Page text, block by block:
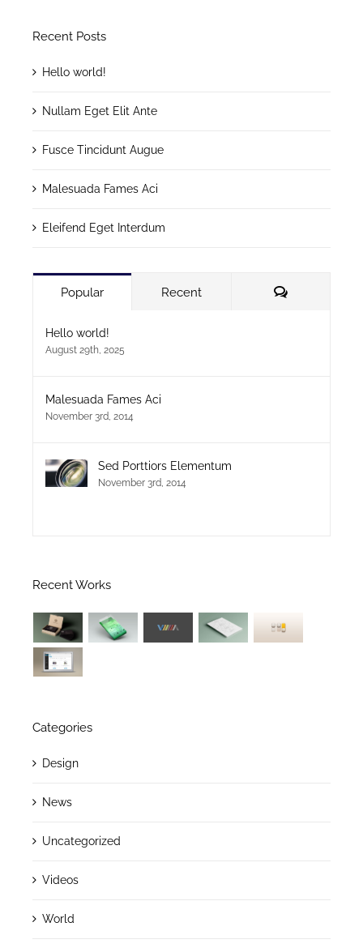
Recent Posts
Hello world!
Nullam Eget Elit Ante
Fusce Tincidunt Augue
Malesuada Fames Aci
Eleifend Eget Interdum
Popular Recent Comments
Hello world!
August 29th, 2025
Malesuada Fames Aci
November 3rd, 2014
Sed Porttiors Elementum
November 3rd, 2014
Recent Works
Categories
Design
News
Uncategorized
Videos
World